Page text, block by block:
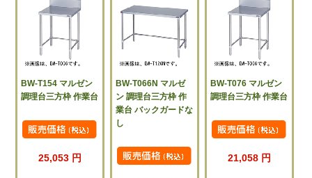
BW-T154 マルゼン
調理台三方枠 作業台
25,053 円
BW-T066N マルゼ
ン 調理台三方枠 作
業台 バックガードな
し
BW-T076 マルゼン
調理台三方枠 作業台
21,058 円